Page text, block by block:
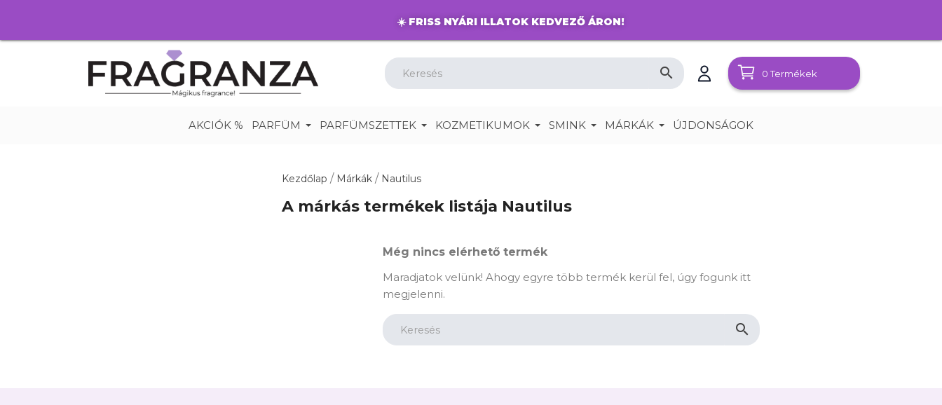
☀️ FRISS NYÁRI ILLATOK KEDVEZŐ ÁRON!
search 0 Termékek
AKCIÓK % PARFÜM PARFÜMSZETTEK KOZMETIKUMOK SMINK MÁRKÁK ÚJDONSÁGOK
Kezdőlap Márkák Nautilus
A márkás termékek listája Nautilus
Még nincs elérhető termék
Maradjatok velünk! Ahogy egyre több termék kerül fel, úgy fogunk itt
megjelenni.
search